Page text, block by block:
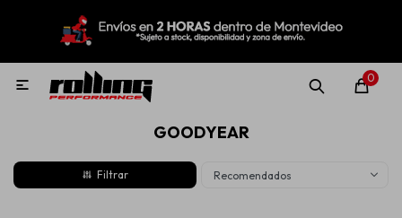
0

GOODYEAR
Recomendados
MI CUENTA
Nuevo! Rolling Repuestos